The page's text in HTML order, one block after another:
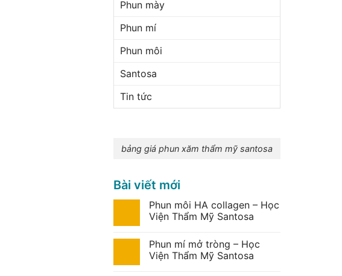
Phun mày
Phun mí
Phun môi
Santosa
Tin tức
bảng giá phun xăm thẩm mỹ santosa
Bài viết mới
Phun môi HA collagen – Học
Viện Thẩm Mỹ Santosa
Phun mí mở tròng – Học
Viện Thẩm Mỹ Santosa